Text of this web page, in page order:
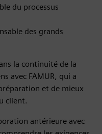
du processus
des grands
la continuité de la
avec FAMUR, qui a
et de mieux
client.
antérieure avec